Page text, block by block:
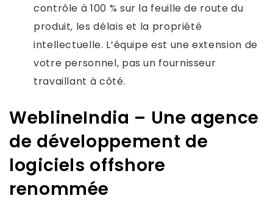
contrôle à 100 % sur la feuille de route du
produit, les délais et la propriété
intellectuelle. L’équipe est une extension de
votre personnel, pas un fournisseur
travaillant à côté.
WeblineIndia – Une agence
de développement de
logiciels offshore
renommée